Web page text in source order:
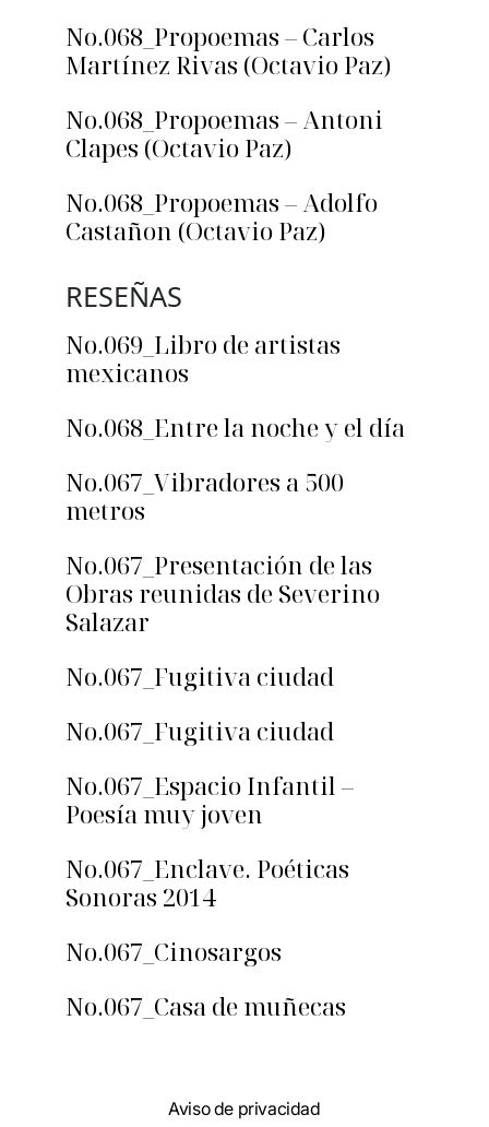
No.068_Propoemas – Carlos
Martínez Rivas (Octavio Paz)
No.068_Propoemas – Antoni
Clapes (Octavio Paz)
No.068_Propoemas – Adolfo
Castañon (Octavio Paz)
RESEÑAS
No.069_Libro de artistas
mexicanos
No.068_Entre la noche y el día
No.067_Vibradores a 500
metros
No.067_Presentación de las
Obras reunidas de Severino
Salazar
No.067_Fugitiva ciudad
No.067_Fugitiva ciudad
No.067_Espacio Infantil –
Poesía muy joven
No.067_Enclave. Poéticas
Sonoras 2014
No.067_Cinosargos
No.067_Casa de muñecas
Aviso de privacidad